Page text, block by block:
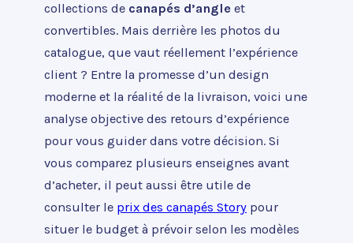
collections de canapés d’angle et
convertibles. Mais derrière les photos du
catalogue, que vaut réellement l’expérience
client ? Entre la promesse d’un design
moderne et la réalité de la livraison, voici une
analyse objective des retours d’expérience
pour vous guider dans votre décision. Si
vous comparez plusieurs enseignes avant
d’acheter, il peut aussi être utile de
consulter le prix des canapés Story pour
situer le budget à prévoir selon les modèles